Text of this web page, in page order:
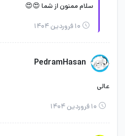
سلام ممنون از شما 😍😍
۱۰ فروردین ۱۴۰۴
PedramHasan
عالی
۱۰ فروردین ۱۴۰۴